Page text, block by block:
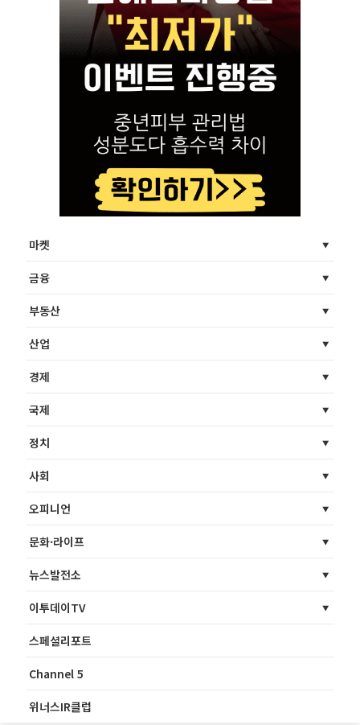
마켓
금융
부동산
산업
경제
국제
정치
사회
오피니언
문화·라이프
뉴스발전소
이투데이TV
스페셜리포트
Channel 5
위너스IR클럽